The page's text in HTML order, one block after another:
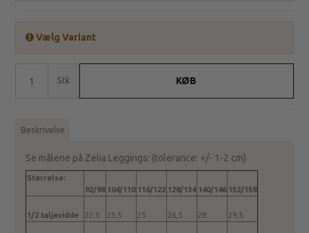
Vælg Variant
Stk KØB
Beskrivelse
Se målene på Zelia Leggings: (tolerance: +/- 1-2 cm)
Størrelse:
92/98 104/110 116/122 128/134 140/146 152/158
1/2 taljevidde 22,5 23,5 25 26,5 28 29,5